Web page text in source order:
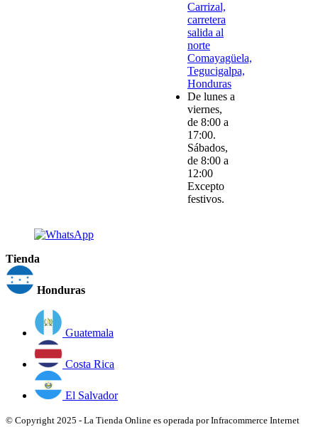
Carrizal,
carretera
salida al
norte
Comayagüela,
Tegucigalpa,
Honduras
De lunes a
viernes,
de 8:00 a
17:00.
Sábados,
de 8:00 a
12:00
Excepto
festivos.
Tienda
Honduras
Guatemala
Costa Rica
El Salvador
© Copyright 2025 - La Tienda Online es operada por Infracommerce Internet